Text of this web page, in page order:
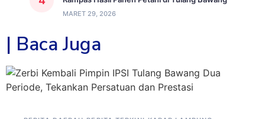
MARET 29, 2026
| Baca Juga